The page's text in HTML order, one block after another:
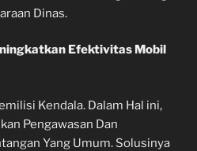
Dinas.
Efektivitas Mobil
Kendala. Dalam Hal ini,
Pengawasan Dan
Yang Umum. Solusinya